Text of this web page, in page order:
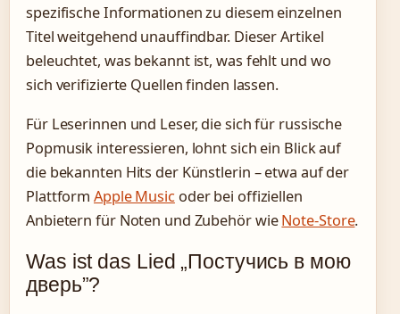
spezifische Informationen zu diesem einzelnen
Titel weitgehend unauffindbar. Dieser Artikel
beleuchtet, was bekannt ist, was fehlt und wo
sich verifizierte Quellen finden lassen.
Für Leserinnen und Leser, die sich für russische
Popmusik interessieren, lohnt sich ein Blick auf
die bekannten Hits der Künstlerin – etwa auf der
PlattformApple Musicoder bei offiziellen
Anbietern für Noten und Zubehör wieNote-Store.
Was ist das Lied „Постучись в мою
дверь”?